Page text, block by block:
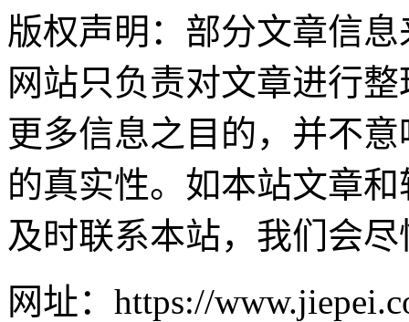
版权声明：部分文章信
网站只负责对文章进行
更多信息之目的，并不
的真实性。如本站文章
及时联系本站，我们会
网址：https://